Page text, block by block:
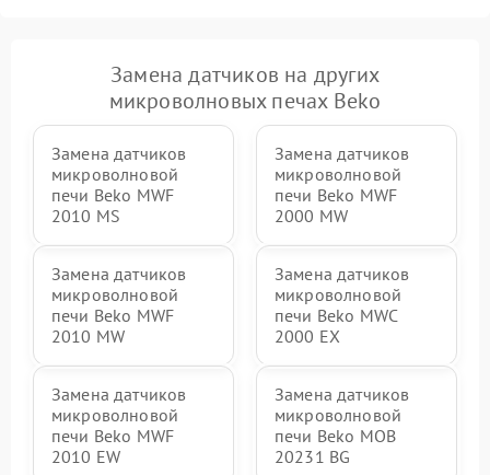
Замена датчиков на других
микроволновых печах Beko
Замена датчиков
микроволновой
печи Beko MWF
2010 MS
Замена датчиков
микроволновой
печи Beko MWF
2000 MW
Замена датчиков
микроволновой
печи Beko MWF
2010 MW
Замена датчиков
микроволновой
печи Beko MWC
2000 EX
Замена датчиков
микроволновой
печи Beko MWF
2010 EW
Замена датчиков
микроволновой
печи Beko MOB
20231 BG